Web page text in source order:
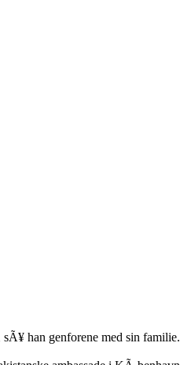
han genforene med sin familie.